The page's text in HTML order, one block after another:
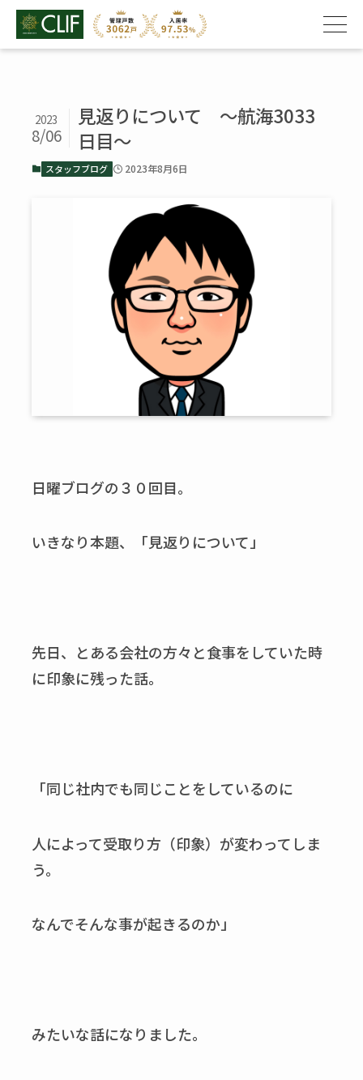
見返りについて ～航海3033
日目～
2023
8/06
スタッフブログ 2023年8月6日
日曜ブログの３０回目。
いきなり本題、「見返りについて」
先日、とある会社の方々と食事をしていた時
に印象に残った話。
「同じ社内でも同じことをしているのに
人によって受取り方（印象）が変わってしま
う。
なんでそんな事が起きるのか」
みたいな話になりました。